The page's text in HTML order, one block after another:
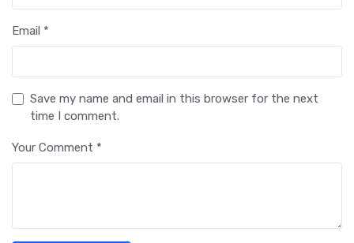
Email *
Save my name and email in this browser for the next
time I comment.
Your Comment *